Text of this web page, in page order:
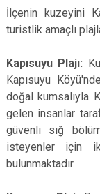
İlçenin kuzeyini
turistlik amaçlı
Kapısuyu Plajı:
Kapısuyu
doğal kumsalıyla
gelen insanlar
güvenli sığ
isteyenler için
bulunmaktadır.